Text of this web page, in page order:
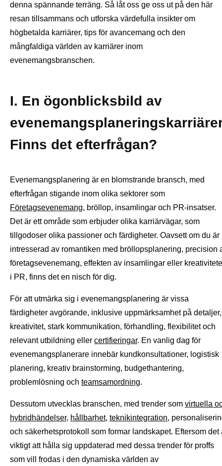
denna spännande terräng. Så låt oss ge oss ut på den här
resan tillsammans och utforska värdefulla insikter om
högbetalda karriärer, tips för avancemang och den
mångfaldiga världen av karriärer inom
evenemangsbranschen.
I. En ögonblicksbild av
Finns det efterfrågan?
Evenemangsplanering är en blomstrande bransch, med
efterfrågan stigande inom olika sektorer som
Företagsevenemang, bröllop, insamlingar och PR-insatser.
Det är ett område som erbjuder olika karriärvägar, som
tillgodoser olika passioner och färdigheter. Oavsett om du är
intresserad av romantiken med bröllopsplanering, precision
företagsevenemang, effekten av insamlingar eller
i PR, finns det en nisch för dig.
För att utmärka sig i evenemangsplanering är vissa
färdigheter avgörande, inklusive uppmärksamhet på detaljer,
kreativitet, stark kommunikation, förhandling, flexibilitet och
relevant utbildning eller certifieringar. En vanlig dag för
evenemangsplanerare innebär kundkonsultationer, logistisk
planering, kreativ brainstorming, budgethantering,
problemlösning och teamsamordning.
Dessutom utvecklas branschen, med trender som virtuella
hybridhändelser, hållbarhet, teknikintegration,
och säkerhetsprotokoll som formar landskapet. Eftersom det
viktigt att hålla sig uppdaterad med dessa trender för proffs
som vill frodas i den dynamiska världen av